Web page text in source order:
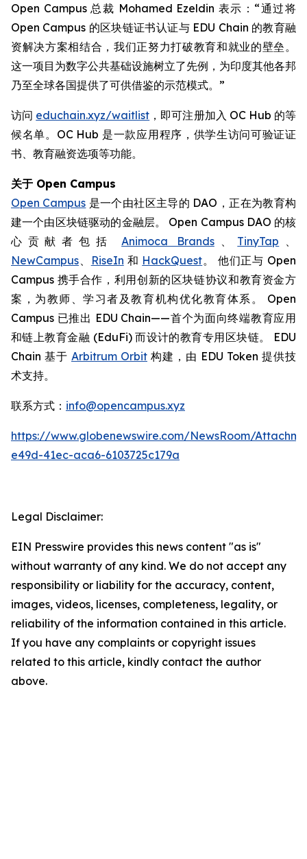
Open Campus 总裁 Mohamed Ezeldin 表示：“通过将
Open Campus 的区块链证书认证与 EDU Chain 的教育融
资解决方案相结合，我们正努力打破教育和就业的壁垒。
这一项目为数字公共基础设施树立了先例，为印度其他各邦
乃至全球各国提供了可供借鉴的示范模式。”
访问 educhain.xyz/waitlist ，即可注册加入 OC Hub 的等
候名单。OC Hub 是一款应用程序，供学生访问可验证证
书、教育融资选项等功能。
关于 Open Campus
Open Campus 是一个由社区主导的 DAO，正在为教育构
建一个由区块链驱动的金融层。 Open Campus DAO 的核
心贡献者包括Animoca Brands、 TinyTap 、
NewCampus、 RiseIn 和 HackQuest。 他们正与 Open
Campus 携手合作，利用创新的区块链协议和教育资金方
案，为教师、学习者及教育机构优化教育体系。 Open
Campus 已推出 EDU Chain——首个为面向终端教育应用
和链上教育金融 (EduFi) 而设计的教育专用区块链。 EDU
Chain 基于 Arbitrum Orbit 构建，由 EDU Token 提供技
术支持。
联系方式： info@opencampus.xyz
https://www.globenewswire.com/NewsRoom/
e49d-41ec-aca6-6103725c179a
Legal Disclaimer:
EIN Presswire provides this news content "as is"
without warranty of any kind. We do not accept any
responsibility or liability for the accuracy, content,
images, videos, licenses, completeness, legality, or
reliability of the information contained in this article.
If you have any complaints or copyright issues
related to this article, kindly contact the author
above.